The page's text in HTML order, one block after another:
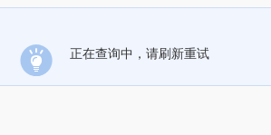
正在查询中，请刷新重试